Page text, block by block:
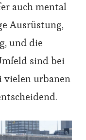
auch mental
Ausrüstung,
und die
sind bei
vielen urbanen